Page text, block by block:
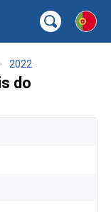
2022
do